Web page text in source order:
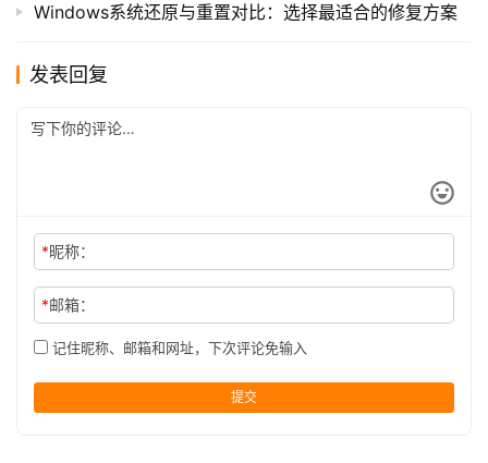
Windows系统还原与重置对比：选择最适合的修复方案
发表回复
*昵称：
*邮箱：
记住昵称、邮箱和网址，下次评论免输入
提交